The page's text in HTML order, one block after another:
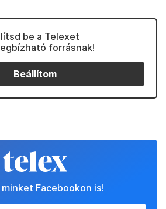
be a Telexet
forrásnak!
Beállítom
minket Facebookon is!